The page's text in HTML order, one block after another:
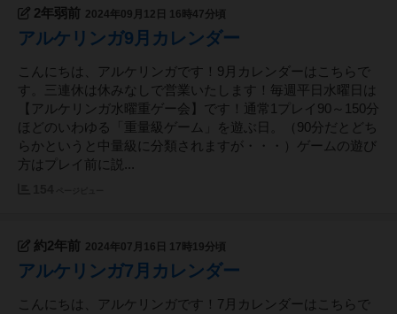
2年弱前 2024年09月12日 16時47分頃
アルケリンガ9月カレンダー
こんにちは、アルケリンガです！9月カレンダーはこちらで
す。三連休は休みなしで営業いたします！毎週平日水曜日は
【アルケリンガ水曜重ゲー会】です！通常1プレイ90～150分
ほどのいわゆる「重量級ゲーム」を遊ぶ日。（90分だとどち
らかというと中量級に分類されますが・・・）ゲームの遊び
方はプレイ前に説...
約2年前 2024年07月16日 17時19分頃
アルケリンガ7月カレンダー
こんにちは、アルケリンガです！7月カレンダーはこちらで